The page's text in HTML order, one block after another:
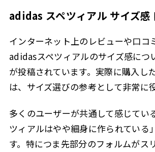
adidas スペツィアル サイズ感
インターネット上のレビューや口コ
adidasスペツィアルのサイズ感につ
が投稿されています。実際に購入し
は、サイズ選びの参考として非常に
多くのユーザーが共通して感じてい
ツィアルはやや細身に作られている
す。特につま先部分のフォルムがス